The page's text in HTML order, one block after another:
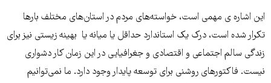
این اشاره ی مهمی است، خواسته‌های مردم در استان‌های مختلف بارها
تکرار شده است، درک یک استاندارد حداقل یا میانه یا بهینه زیستی نیز برای
زندگی سالم اجتماعی و اقتصادی و جغرافیایی در این زمان کار دشواری
نیست. فاکتورهای روشنی برای توسعه پایدار وجود دارد. ما نمی‌توانیم